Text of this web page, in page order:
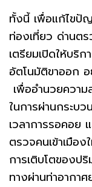
ทั้งนี้ เพื่อแก้ไขปั
ท่องเที่ยว ด่านตร
เตรียมเปิดให้บริ
อัตโนมัติขาออก
เพื่ออำนวยควา
ในการผ่านกระบ
เวลาการรอคอย
ตรวจคนเข้าเมือ
การเติบโตของป
ทางผ่านท่าอากาศ